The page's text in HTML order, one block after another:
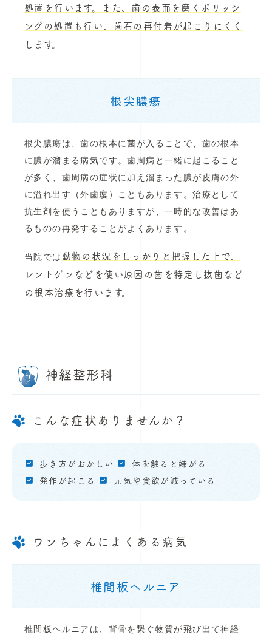
処置を行います。また、歯の表面を磨くポリッシ
ングの処置も行い、歯石の再付着が起こりにくく
します。
根尖膿瘍
根尖膿瘍は、歯の根本に菌が入ることで、歯の根本
に膿が溜まる病気です。歯周病と一緒に起こること
が多く、歯周病の症状に加え溜まった膿が皮膚の外
に溢れ出す（外歯瘻）こともあります。治療として
抗生剤を使うこともありますが、一時的な改善はあ
るものの再発することがよくあります。
当院では 動物の状況をしっかりと把握した上で、
レントゲンなどを使い原因の歯を特定し抜歯など
の根本治療を行います。
神経整形科
こんな症状ありませんか？
歩き方がおかしい
体を触ると嫌がる
発作が起こる
元気や食欲が減っている
ワンちゃんによくある病気
椎間板ヘルニア
椎間板ヘルニアは、背骨を繋ぐ物質が飛び出て神経